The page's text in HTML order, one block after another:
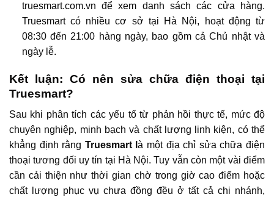
truesmart.com.vn để xem danh sách các cửa hàng.
Truesmart có nhiều cơ sở tại Hà Nội, hoạt động từ
08:30 đến 21:00 hàng ngày, bao gồm cả Chủ nhật và
ngày lễ.
Kết luận: Có nên sửa chữa điện thoại tại
Truesmart?
Sau khi phân tích các yếu tố từ phản hồi thực tế, mức độ
chuyên nghiệp, minh bạch và chất lượng linh kiện, có thể
khẳng định rằng Truesmart là một địa chỉ sửa chữa điện
thoại tương đối uy tín tại Hà Nội. Tuy vẫn còn một vài điểm
cần cải thiện như thời gian chờ trong giờ cao điểm hoặc
chất lượng phục vụ chưa đồng đều ở tất cả chi nhánh,